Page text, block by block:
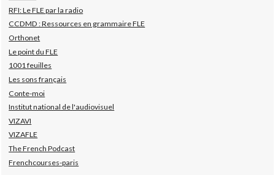
RFI: Le FLE par la radio
CCDMD : Ressources en grammaire FLE
Orthonet
Le point du FLE
1001 feuilles
Les sons français
Conte-moi
Institut national de l'audiovisuel
VIZAVI
VIZAFLE
The French Podcast
Frenchcourses-paris